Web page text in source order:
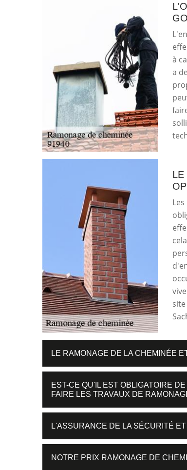
à
a
LE
LE RAMONAGE DE LA CHEMINÉE
EST-CE QU'IL EST OBLIGATOIRE
FAIRE LES TRAVAUX DE
L'ASSURANCE DE LA SÉCURITÉ
NOTRE PRIX RAMONAGE DE